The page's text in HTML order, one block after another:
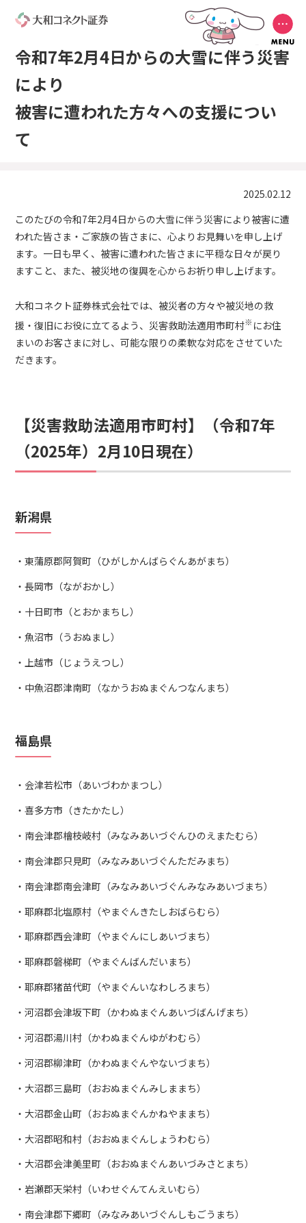
令和7年2月4日からの大雪に伴う災害
により
被害に遭われた方々への支援につい
て
2025.02.12
このたびの令和7年2月4日からの大雪に伴う災害により被害に遭
われた皆さま・ご家族の皆さまに、心よりお見舞いを申し上げ
ます。一日も早く、被害に遭われた皆さまに平穏な日々が戻り
ますこと、また、被災地の復興を心からお祈り申し上げます。
大和コネクト証券株式会社では、被災者の方々や被災地の救
援・復旧にお役に立てるよう、災害救助法適用市町村※ にお住
まいのお客さまに対し、可能な限りの柔軟な対応をさせていた
だきます。
【災害救助法適用市町村】（令和7年
（2025年）2月10日現在）
新潟県
東蒲原郡阿賀町（ひがしかんばらぐんあがまち）
長岡市（ながおかし）
十日町市（とおかまちし）
魚沼市（うおぬまし）
上越市（じょうえつし）
中魚沼郡津南町（なかうおぬまぐんつなんまち）
福島県
会津若松市（あいづわかまつし）
喜多方市（きたかたし）
南会津郡檜枝岐村（みなみあいづぐんひのえまたむら）
南会津郡只見町（みなみあいづぐんただみまち）
南会津郡南会津町（みなみあいづぐんみなみあいづまち）
耶麻郡北塩原村（やまぐんきたしおばらむら）
耶麻郡西会津町（やまぐんにしあいづまち）
耶麻郡磐梯町（やまぐんばんだいまち）
耶麻郡猪苗代町（やまぐんいなわしろまち）
河沼郡会津坂下町（かわぬまぐんあいづばんげまち）
河沼郡湯川村（かわぬまぐんゆがわむら）
河沼郡柳津町（かわぬまぐんやないづまち）
大沼郡三島町（おおぬまぐんみしままち）
大沼郡金山町（おおぬまぐんかねやままち）
大沼郡昭和村（おおぬまぐんしょうわむら）
大沼郡会津美里町（おおぬまぐんあいづみさとまち）
岩瀬郡天栄村（いわせぐんてんえいむら）
南会津郡下郷町（みなみあいづぐんしもごうまち）